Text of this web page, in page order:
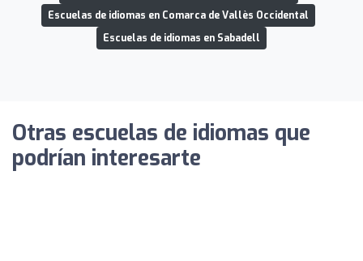
Escuelas de idiomas en Comarca de Vallès Occidental
Escuelas de idiomas en Sabadell
Otras escuelas de idiomas que
podrían interesarte